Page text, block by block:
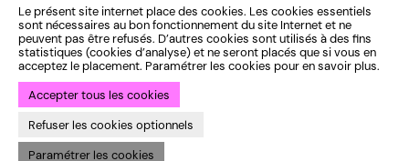
Le présent site internet place des cookies. Les cookies essentiels
sont nécessaires au bon fonctionnement du site Internet et ne
peuvent pas être refusés. D’autres cookies sont utilisés à des fins
statistiques (cookies d’analyse) et ne seront placés que si vous en
acceptez le placement. Paramétrer les cookies pour en savoir plus.
Accepter tous les cookies
Refuser les cookies optionnels
Paramétrer les cookies